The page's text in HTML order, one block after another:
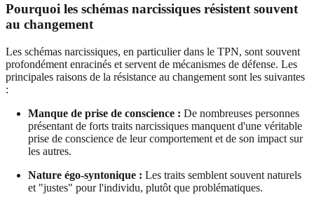
Pourquoi les schémas narcissiques résistent souvent
au changement
Les schémas narcissiques, en particulier dans le TPN, sont souvent
profondément enracinés et servent de mécanismes de défense. Les
principales raisons de la résistance au changement sont les suivantes
:
Manque de prise de conscience : De nombreuses personnes
présentant de forts traits narcissiques manquent d'une véritable
prise de conscience de leur comportement et de son impact sur
les autres.
Nature égo-syntonique : Les traits semblent souvent naturels
et "justes" pour l'individu, plutôt que problématiques.